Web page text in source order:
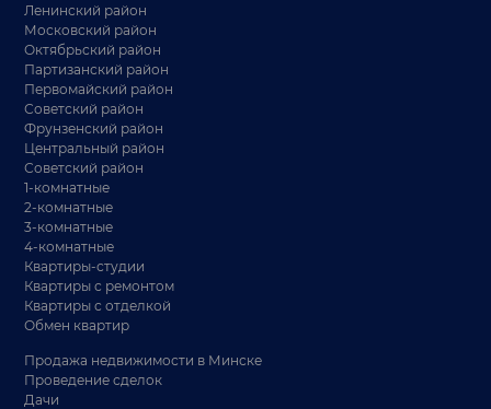
Ленинский район
Московский район
Октябрьский район
Партизанский район
Первомайский район
Советский район
Фрунзенский район
Центральный район
Советский район
1-комнатные
2-комнатные
3-комнатные
4-комнатные
Квартиры-студии
Квартиры с ремонтом
Квартиры с отделкой
Обмен квартир
Продажа недвижимости в Минске
Проведение сделок
Дачи